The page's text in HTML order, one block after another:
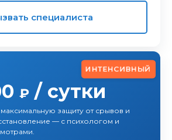
специалиста
ИНТЕНСИВНЫЙ
₽ / сутки
максимальную защиту от срывов и
— с психологом и